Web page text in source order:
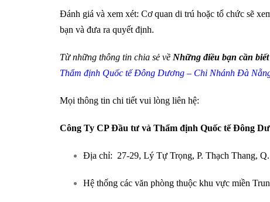
Đánh giá và xem xét: Cơ quan di trú hoặc tổ chức sẽ
bạn và đưa ra quyết định.
Từ những thông tin chia sẻ về Những điều bạn cần
Thẩm định Quốc tế Đông Dương – Chi Nhánh Đà
Mọi thông tin chi tiết vui lòng liên hệ:
Công Ty CP Đầu tư và Thẩm định Quốc tế Đông
Địa chỉ: 27-29, Lý Tự Trọng, P. Thạch Thang,
Hệ thống các văn phòng thuộc khu vực miền